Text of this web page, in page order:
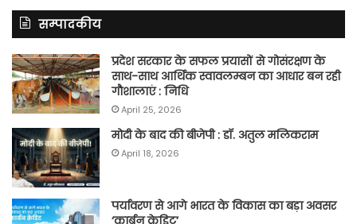
सम्पादकीय
प्रदेश सरकार के सफल प्रयासों से गोसंरक्षण के
साथ-साथ आर्थिक स्वावलम्बन का आधार बन रही
गौशालाएं : निधि
April 25, 2026
मोदी के बाद की बीजेपी : डॉ. अतुल मलिकराम
April 18, 2026
पर्यावरण से आगे भारत के विकास का बड़ा अवसर